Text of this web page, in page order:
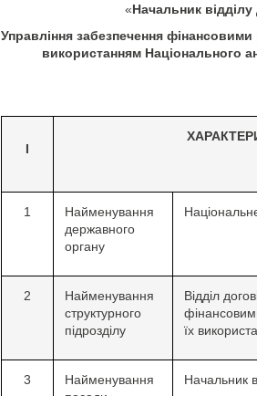
«Начальник
Управління забезпечення
використанням Національного
І
1
Найменування
державного
органу
2
Найменування
структурного
підрозділу
Відділ
їх
3
Найменування
Начальник